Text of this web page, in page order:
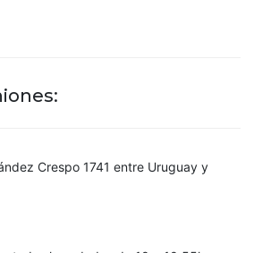
Crespo 1741 entre Uruguay y